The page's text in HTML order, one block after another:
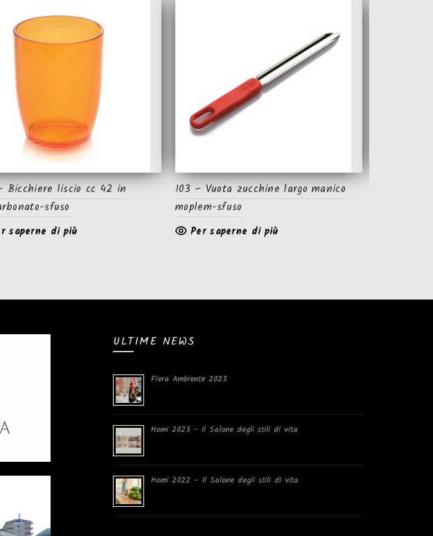
Bicchiere liscio cc 42 in
sfuso
saperne di più
103 – Vuota zucchine largo manico
moplem-sfuso
Per saperne di più
ULTIME NEWS
Fiera Ambiente 2023
Homi 2023 – Il Salone degli stili di vita
Homi 2022 – Il Salone degli stili di vita